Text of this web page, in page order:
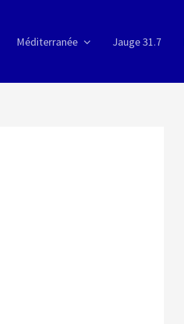
Méditerranée Jauge 31.7